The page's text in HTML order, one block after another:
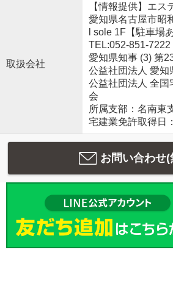
取扱会社
【情報提供】エス
愛知県名古屋市昭
l sole 1F【駐車場
TEL:052-851-7222
愛知県知事 (3) 第
公益社団法人 愛知
公益社団法人 全国
会
所属支部：名南東
宅建業免許取得日
お問い合わせ(